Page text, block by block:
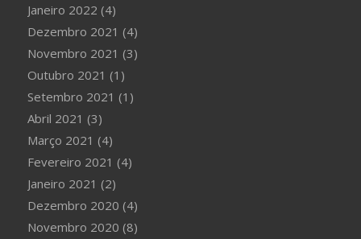
Janeiro 2022 (4)
Dezembro 2021 (4)
Novembro 2021 (3)
Outubro 2021 (1)
Setembro 2021 (1)
Abril 2021 (3)
Março 2021 (4)
Fevereiro 2021 (4)
Janeiro 2021 (2)
Dezembro 2020 (4)
Novembro 2020 (8)